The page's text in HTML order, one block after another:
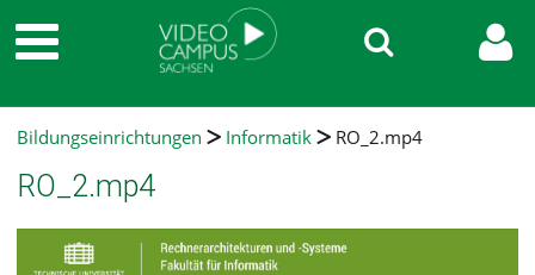
Bildungseinrichtungen Informatik RO_2.mp4
RO_2.mp4